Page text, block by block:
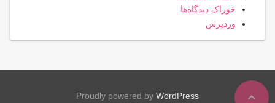
expand_less
خوراک دیدگاه‌ها
وردپرس
Proudly powered by WordPress